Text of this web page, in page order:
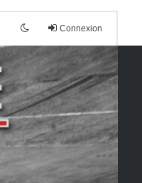
Connexion